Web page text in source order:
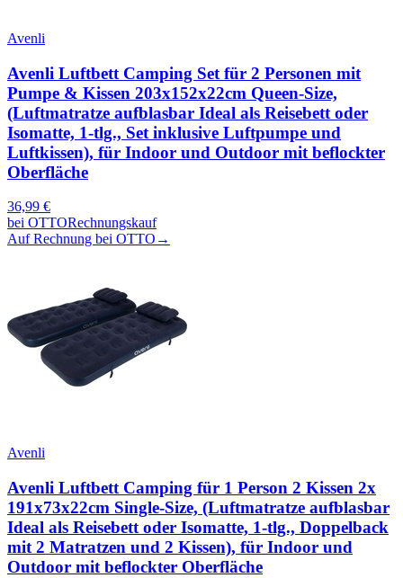
Avenli
Avenli Luftbett Camping Set für 2 Personen mit
Pumpe & Kissen 203x152x22cm Queen-Size,
(Luftmatratze aufblasbar Ideal als Reisebett oder
Isomatte, 1-tlg., Set inklusive Luftpumpe und
Luftkissen), für Indoor und Outdoor mit beflockter
Oberfläche
36,99 €
bei OTTORechnungskauf
Auf Rechnung bei OTTO →
Avenli
Avenli Luftbett Camping für 1 Person 2 Kissen 2x
191x73x22cm Single-Size, (Luftmatratze aufblasbar
Ideal als Reisebett oder Isomatte, 1-tlg., Doppelback
mit 2 Matratzen und 2 Kissen), für Indoor und
Outdoor mit beflockter Oberfläche